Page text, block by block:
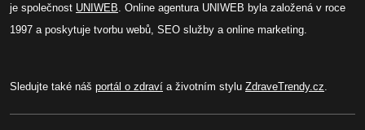
je společnost UNIWEB . Online agentura UNIWEB byla založená v roce
1997 a poskytuje tvorbu webů, SEO služby a online marketing.
Sledujte také náš portál o zdraví a životním stylu ZdraveTrendy.cz